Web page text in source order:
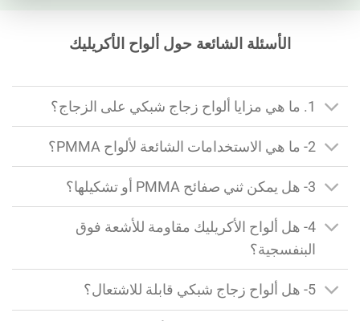
الأسئلة الشائعة حول ألواح الأكريليك
1. ما هي مزايا ألواح زجاج شبكي على الزجاج؟
2- ما هي الاستخدامات الشائعة لألواح PMMA؟
3- هل يمكن ثني صفائح PMMA أو تشكيلها؟
4- هل ألواح الأكريليك مقاومة للأشعة فوق
البنفسجية؟
5- هل ألواح زجاج شبكي قابلة للاشتعال؟